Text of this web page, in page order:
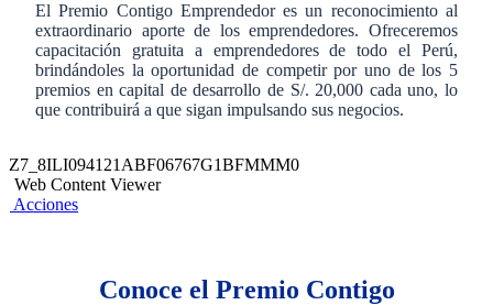
El Premio Contigo Emprendedor es un reconocimiento al
extraordinario aporte de los emprendedores. Ofreceremos
capacitación gratuita a emprendedores de todo el Perú,
brindándoles la oportunidad de competir por uno de los 5
premios en capital de desarrollo de S/. 20,000 cada uno, lo
que contribuirá a que sigan impulsando sus negocios.
Z7_8ILI094121ABF06767G1BFMMM0
Web Content Viewer
Acciones
Conoce el Premio Contigo